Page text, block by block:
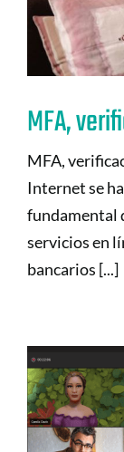
MFA,
MFA,
Internet se
fundamental
servicios en
bancarios [...]